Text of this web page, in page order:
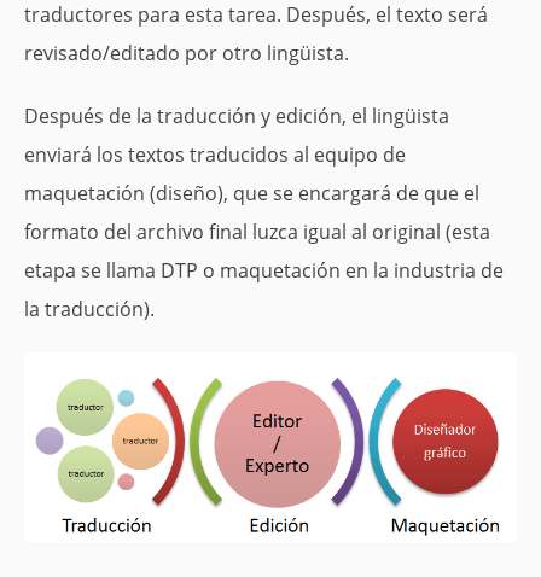
traductores para esta tarea. Después, el texto será
revisado/editado por otro lingüista.
Después de la traducción y edición, el lingüista
enviará los textos traducidos al equipo de
maquetación (diseño), que se encargará de que el
formato del archivo final luzca igual al original (esta
etapa se llama DTP o maquetación en la industria de
la traducción).